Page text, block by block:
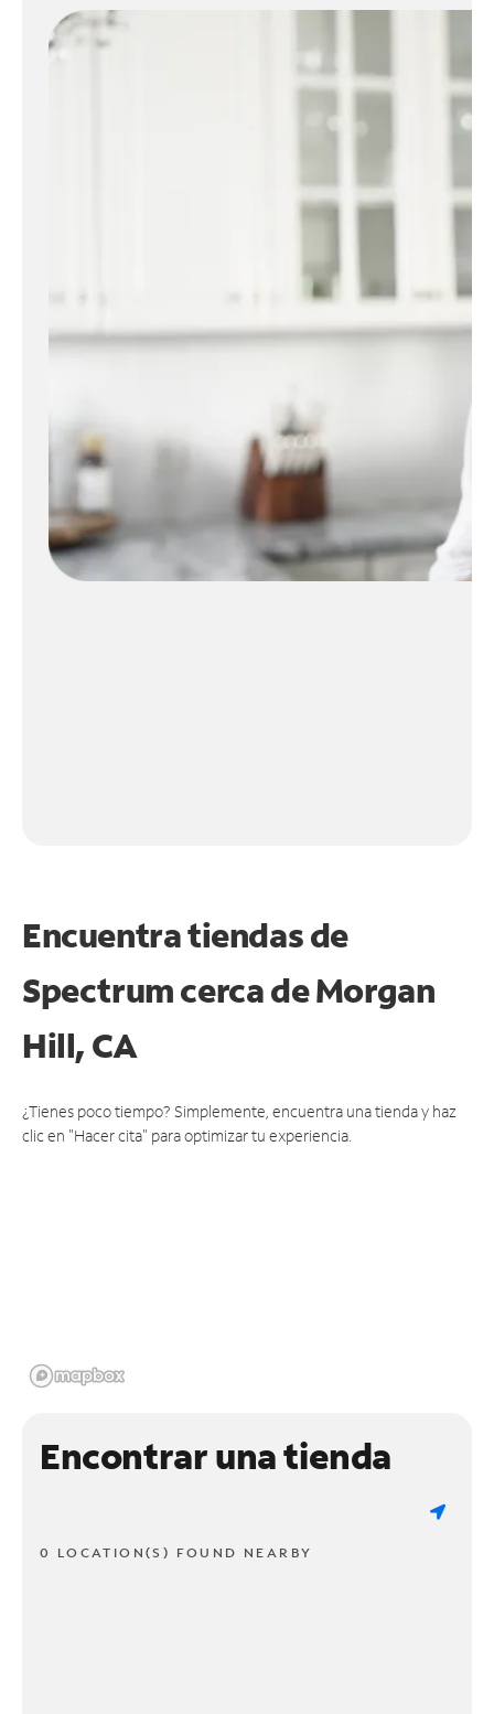
Encuentra tiendas de
Spectrum cerca deMorgan
Hill, CA
¿Tienes poco tiempo? Simplemente, encuentra una tienda y haz
clic en "Hacer cita" para optimizar tu experiencia.
Encontrar una tienda
0 LOCATION(S) FOUND NEARBY